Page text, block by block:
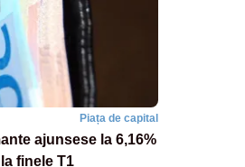
Piața de capital
ajunsese la 6,16%
finele T1